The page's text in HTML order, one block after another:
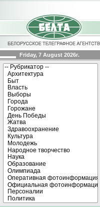
Friday, 7 August 2026г.